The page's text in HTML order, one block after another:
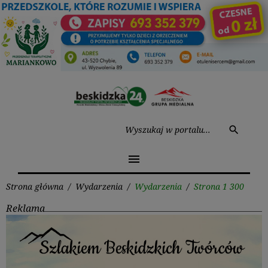
Przejdź
do
treści
search
menu
Strona główna / Wydarzenia / Wydarzenia / Strona 1 300
Reklama